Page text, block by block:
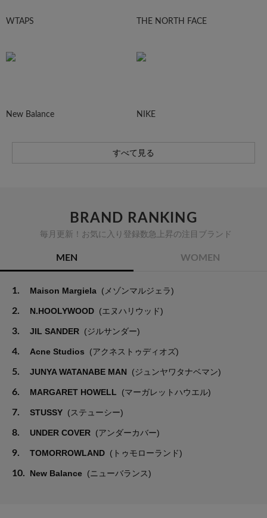
WTAPS THE NORTH FACE
New Balance NIKE
すべて見る
BRAND RANKING
毎月更新！お気に入り登録数急上昇の注目ブランド
MEN WOMEN
1. Maison Margiela (メゾンマルジェラ)
2. N.HOOLYWOOD (エヌハリウッド)
3. JIL SANDER (ジルサンダー)
4. Acne Studios (アクネストゥディオズ)
5. JUNYA WATANABE MAN (ジュンヤワタナベマン)
6. MARGARET HOWELL (マーガレットハウエル)
7. STUSSY (ステューシー)
8. UNDER COVER (アンダーカバー)
9. TOMORROWLAND (トゥモローランド)
10. New Balance (ニューバランス)